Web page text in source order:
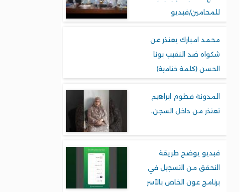
للمحامين/فيديو
محمد امبارك يعتذر عن
شكواه ضد النقيب بونا
الحسن (كلمة ختامية)
المدونة فطوم ابراهيم
تعتذر من داخل السجن،
فيديو يوضح طريقة
التحقق من التسجيل في
برنامج عون الخاص بالأسر